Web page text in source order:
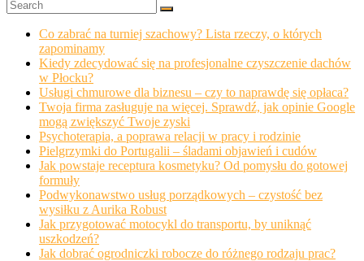
Co zabrać na turniej szachowy? Lista rzeczy, o których
zapominamy
Kiedy zdecydować się na profesjonalne czyszczenie dachów
w Płocku?
Usługi chmurowe dla biznesu – czy to naprawdę się opłaca?
Twoja firma zasługuje na więcej. Sprawdź, jak opinie Google
mogą zwiększyć Twoje zyski
Psychoterapia, a poprawa relacji w pracy i rodzinie
Pielgrzymki do Portugalii – śladami objawień i cudów
Jak powstaje receptura kosmetyku? Od pomysłu do gotowej
formuły
Podwykonawstwo usług porządkowych – czystość bez
wysiłku z Aurika Robust
Jak przygotować motocykl do transportu, by uniknąć
uszkodzeń?
Jak dobrać ogrodniczki robocze do różnego rodzaju prac?